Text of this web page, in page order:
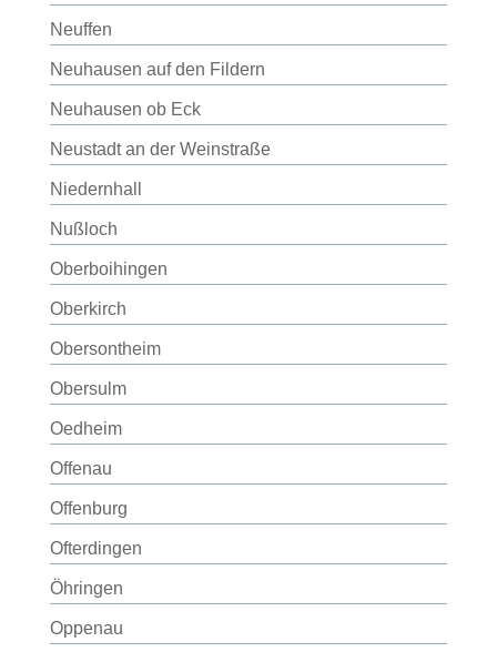
Neuffen
Neuhausen auf den Fildern
Neuhausen ob Eck
Neustadt an der Weinstraße
Niedernhall
Nußloch
Oberboihingen
Oberkirch
Obersontheim
Obersulm
Oedheim
Offenau
Offenburg
Ofterdingen
Öhringen
Oppenau